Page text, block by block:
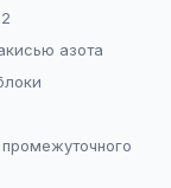
азота